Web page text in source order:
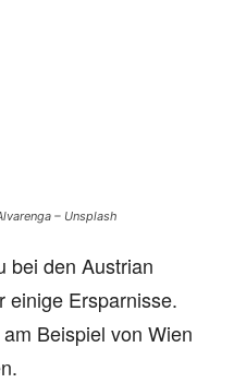
– Unsplash
bei den Austrian
einige Ersparnisse.
Beispiel von Wien